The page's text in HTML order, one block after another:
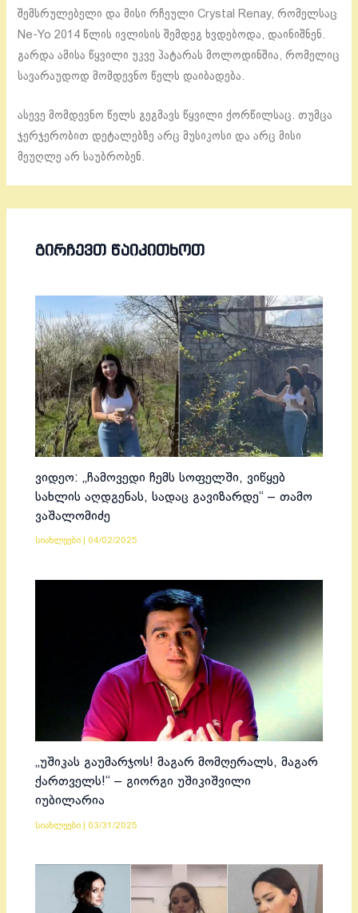
შემსრულებელი და მისი რჩეული Crystal Renay, რომელსაც
Ne-Yo 2014 წლის ივლისის შემდეგ ხვდებოდა, დაინიშნენ.
გარდა ამისა წყვილი უკვე პატარას მოლოდინშია, რომელიც
სავარაუდოდ მომდევნო წელს დაიბადება.
ასევე მომდევნო წელს გეგმავს წყვილი ქორწილსაც. თუმცა
ჯერჯერობით დეტალებზე არც მუსიკოსი და არც მისი
მეუღლე არ საუბრობენ.
ᲒᲘᲠᲩᲔᲕᲗ ᲬᲐᲘᲙᲘᲗᲮᲝᲗ
ვიდეო: „ჩამოვედი ჩემს სოფელში, ვიწყებ
სახლის აღდგენას, სადაც გავიზარდე“ – თამო
ვაშალომიძე
სიახლეები 04/02/2025
„უშიკას გაუმარჯოს! მაგარ მომღერალს, მაგარ
ქართველს!“ – გიორგი უშიკიშვილი
იუბილარია
სიახლეები 03/31/2025